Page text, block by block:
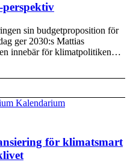
sin budgetproposition för
ger 2030:s Mattias
innebär för klimatpolitiken…
för klimatsmart